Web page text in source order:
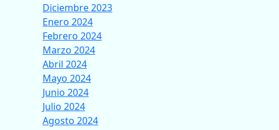
Diciembre 2023
Enero 2024
Febrero 2024
Marzo 2024
Abril 2024
Mayo 2024
Junio 2024
Julio 2024
Agosto 2024